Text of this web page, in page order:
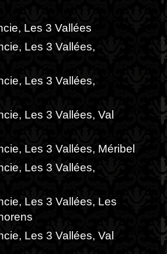
Les 3 Vallées
Les 3 Vallées,
Les 3 Vallées,
Les 3 Vallées, Val
Les 3 Vallées, Méribel
Les 3 Vallées,
Les 3 Vallées, Les
Les 3 Vallées, Val